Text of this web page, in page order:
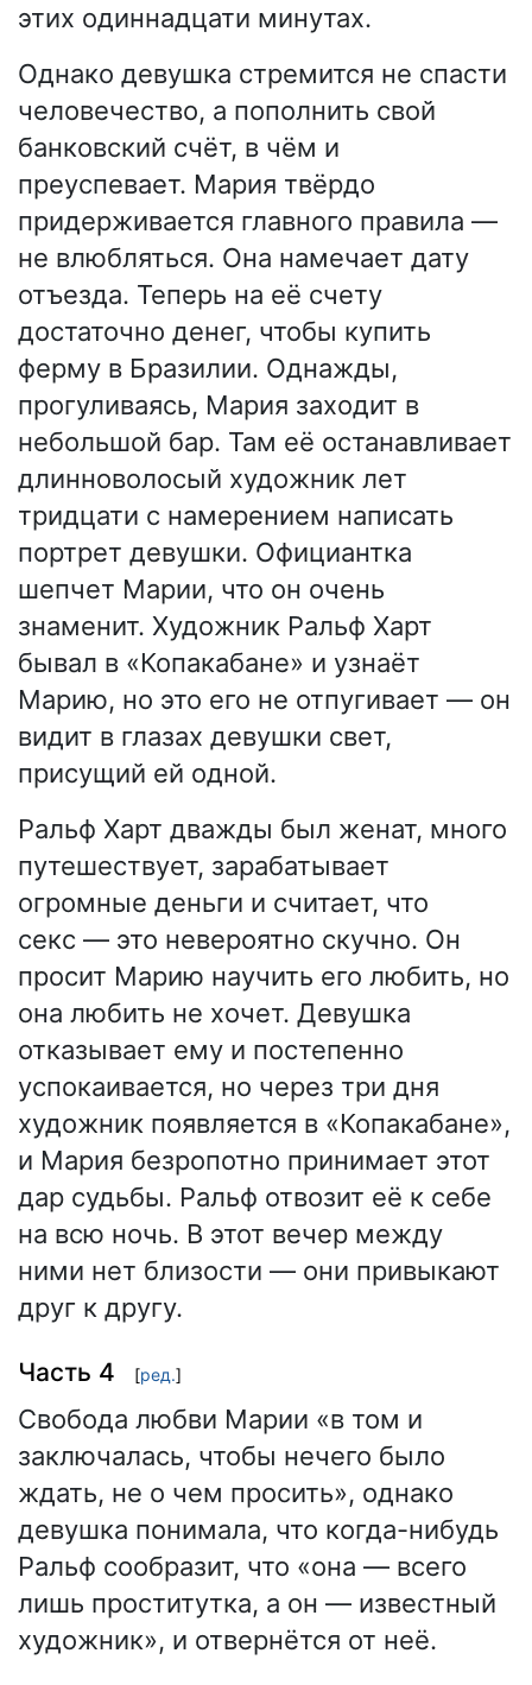
этих одиннадцати минутах.
Однако девушка стремится не спасти
человечество, а пополнить свой
банковский счёт, в чём и
преуспевает. Мария твёрдо
придерживается главного правила —
не влюбляться. Она намечает дату
отъезда. Теперь на её счету
достаточно денег, чтобы купить
ферму в Бразилии. Однажды,
прогуливаясь, Мария заходит в
небольшой бар. Там её останавливает
длинноволосый художник лет
тридцати с намерением написать
портрет девушки. Официантка
шепчет Марии, что он очень
знаменит. Художник Ральф Харт
бывал в «Копакабане» и узнаёт
Марию, но это его не отпугивает — он
видит в глазах девушки свет,
присущий ей одной.
Ральф Харт дважды был женат, много
путешествует, зарабатывает
огромные деньги и считает, что
секс — это невероятно скучно. Он
просит Марию научить его любить, но
она любить не хочет. Девушка
отказывает ему и постепенно
успокаивается, но через три дня
художник появляется в «Копакабане»,
и Мария безропотно принимает этот
дар судьбы. Ральф отвозит её к себе
на всю ночь. В этот вечер между
ними нет близости — они привыкают
друг к другу.
Часть 4 [ред.]
Свобода любви Марии «в том и
заключалась, чтобы нечего было
ждать, не о чем просить», однако
девушка понимала, что когда-нибудь
Ральф сообразит, что «она — всего
лишь проститутка, а он — известный
художник», и отвернётся от неё.